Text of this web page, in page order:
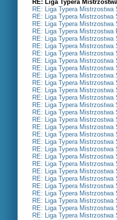
RE: Liga Typera
RE: Liga Typera Mistrzostwa
RE: Liga Typera Mistrzostwa
RE: Liga Typera Mistrzostwa
RE: Liga Typera Mistrzostwa
RE: Liga Typera Mistrzostwa
RE: Liga Typera Mistrzostwa
RE: Liga Typera Mistrzostwa
RE: Liga Typera Mistrzostwa
RE: Liga Typera Mistrzostwa
RE: Liga Typera Mistrzostwa
RE: Liga Typera Mistrzostwa
RE: Liga Typera Mistrzostwa
RE: Liga Typera Mistrzostwa
RE: Liga Typera Mistrzostwa
RE: Liga Typera Mistrzostwa
RE: Liga Typera Mistrzostwa
RE: Liga Typera Mistrzostwa
RE: Liga Typera Mistrzostwa
RE: Liga Typera Mistrzostwa
RE: Liga Typera Mistrzostwa
RE: Liga Typera Mistrzostwa
RE: Liga Typera Mistrzostwa
RE: Liga Typera Mistrzostwa
RE: Liga Typera Mistrzostwa
RE: Liga Typera Mistrzostwa
RE: Liga Typera Mistrzostwa
RE: Liga Typera Mistrzostwa
RE: Liga Typera Mistrzostwa
RE: Liga Typera Mistrzostwa